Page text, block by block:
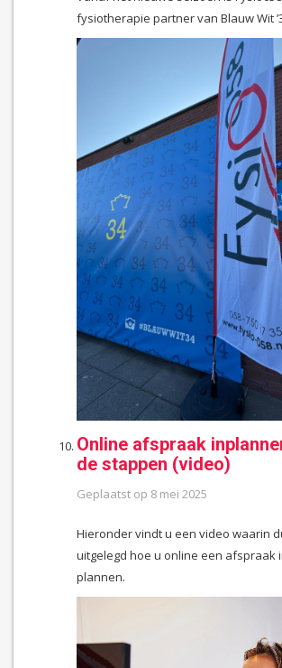
fysiotherapie partner van Blauw Wit
Online afspraak
de stappen (video)
Geplaatst op 8 mei 2025
Hieronder vindt u een video waarin
uitgelegd hoe u online een afspraak
plannen.